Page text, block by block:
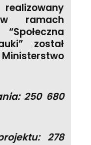
ramach
został
250 680
278